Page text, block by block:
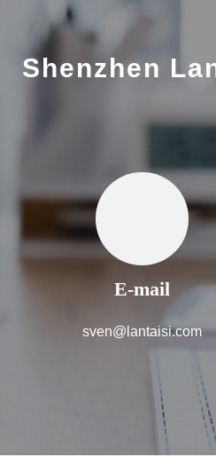
Shenzhen
E-mail
sven@lantaisi.com